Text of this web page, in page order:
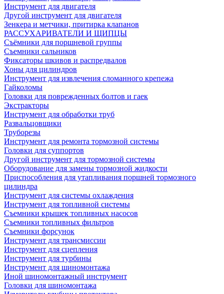
Инструмент для двигателя
Другой инструмент для двигателя
Зенкера и метчики, притирка клапанов
РАССУХАРИВАТЕЛИ И ЩИПЦЫ
Съёмники для поршневой группы
Съемники сальников
Фиксаторы шкивов и распредвалов
Хоны для цилиндров
Инструмент для извлечения сломанного крепежа
Гайколомы
Головки для поврежденных болтов и гаек
Экстракторы
Инструмент для обработки труб
Развальцовщики
Труборезы
Инструмент для ремонта тормозной системы
Головки для суппортов
Другой инструмент для тормозной системы
Оборудование для замены тормозной жидкости
Приспособления для утапливания поршней тормозного
цилиндра
Инструмент для системы охлаждения
Инструмент для топливной системы
Съемники крышек топливных насосов
Съемники топливных фильтров
Съемники форсунок
Инструмент для трансмиссии
Инструмент для сцепления
Инструмент для турбины
Инструмент для шиномонтажа
Иной шиномонтажный инструмент
Головки для шиномонтажа